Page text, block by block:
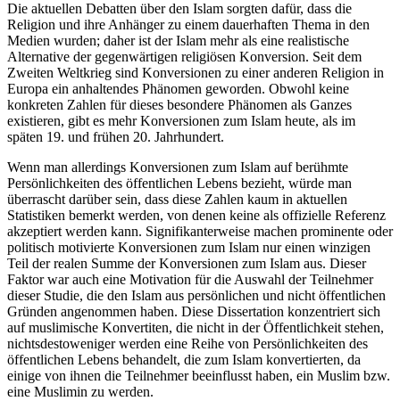
Die aktuellen Debatten über den Islam sorgten dafür, dass die
Religion und ihre Anhänger zu einem dauerhaften Thema in den
Medien wurden; daher ist der Islam mehr als eine realistische
Alternative der gegenwärtigen religiösen Konversion. Seit dem
Zweiten Weltkrieg sind Konversionen zu einer anderen Religion in
Europa ein anhaltendes Phänomen geworden. Obwohl keine
konkreten Zahlen für dieses besondere Phänomen als Ganzes
existieren, gibt es mehr Konversionen zum Islam heute, als im
späten 19. und frühen 20. Jahrhundert.
Wenn man allerdings Konversionen zum Islam auf berühmte
Persönlichkeiten des öffentlichen Lebens bezieht, würde man
überrascht darüber sein, dass diese Zahlen kaum in aktuellen
Statistiken bemerkt werden, von denen keine als offizielle Referenz
akzeptiert werden kann. Signifikanterweise machen prominente oder
politisch motivierte Konversionen zum Islam nur einen winzigen
Teil der realen Summe der Konversionen zum Islam aus. Dieser
Faktor war auch eine Motivation für die Auswahl der Teilnehmer
dieser Studie, die den Islam aus persönlichen und nicht öffentlichen
Gründen angenommen haben. Diese Dissertation konzentriert sich
auf muslimische Konvertiten, die nicht in der Öffentlichkeit stehen,
nichtsdestoweniger werden eine Reihe von Persönlichkeiten des
öffentlichen Lebens behandelt, die zum Islam konvertierten, da
einige von ihnen die Teilnehmer beeinflusst haben, ein Muslim bzw.
eine Muslimin zu werden.